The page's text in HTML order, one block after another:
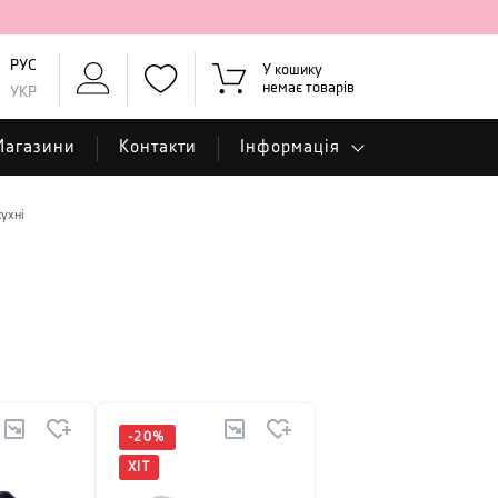
РУС
УКР
У кошику
немає товарів
Контакти Інформація
-20%
ХІТ